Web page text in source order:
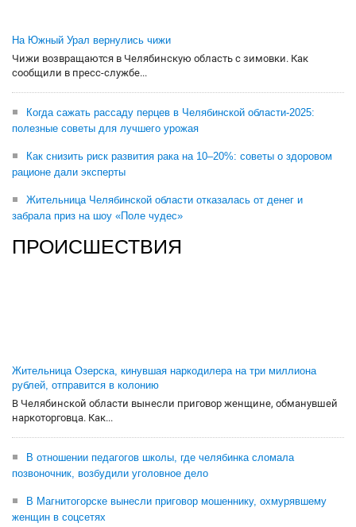
На Южный Урал вернулись чижи
Чижи возвращаются в Челябинскую область с зимовки. Как
сообщили в пресс-службе...
Когда сажать рассаду перцев в Челябинской области-2025:
полезные советы для лучшего урожая
Как снизить риск развития рака на 10–20%: советы о здоровом
рационе дали эксперты
Жительница Челябинской области отказалась от денег и
забрала приз на шоу «Поле чудес»
ПРОИСШЕСТВИЯ
Жительница Озерска, кинувшая наркодилера на три миллиона
рублей, отправится в колонию
В Челябинской области вынесли приговор женщине, обманувшей
наркоторговца. Как...
В отношении педагогов школы, где челябинка сломала
позвоночник, возбудили уголовное дело
В Магнитогорске вынесли приговор мошеннику, охмурявшему
женщин в соцсетях